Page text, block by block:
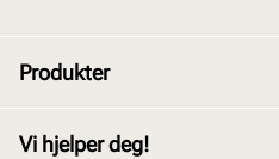
Produkter
Vi hjelper deg!